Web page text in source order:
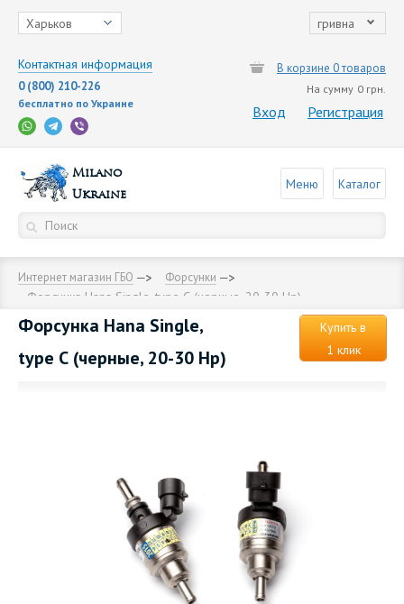
Харьков гривна
Контактная информация
0 (800) 210-226
бесплатно по Украине
В корзине 0 товаров
На сумму 0 грн.
Вход Регистрация
Milano
Ukraine
Меню Каталог
Интернет магазин ГБО Форсунки
Форсунка Hana Single, type С (черные, 20-30 Hp)
Форсунка Hana Single,
type С (черные, 20-30 Hp)
Купить в
1 клик